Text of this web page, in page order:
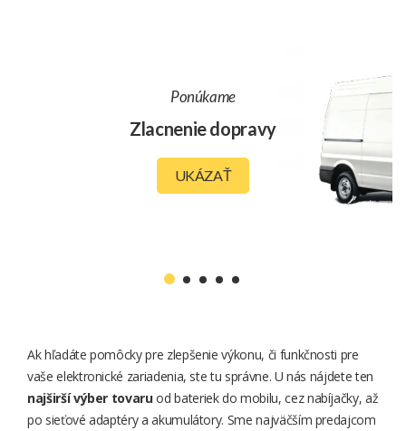
Ponúkame
Zlacnenie dopravy
UKÁZAŤ
Ak hľadáte pomôcky pre zlepšenie výkonu, či funkčnosti pre
vaše elektronické zariadenia, ste tu správne. U nás nájdete ten
najširší výber tovaruod bateriek do mobilu, cez nabíjačky, až
po sieťové adaptéry a akumulátory. Sme najväčším predajcom